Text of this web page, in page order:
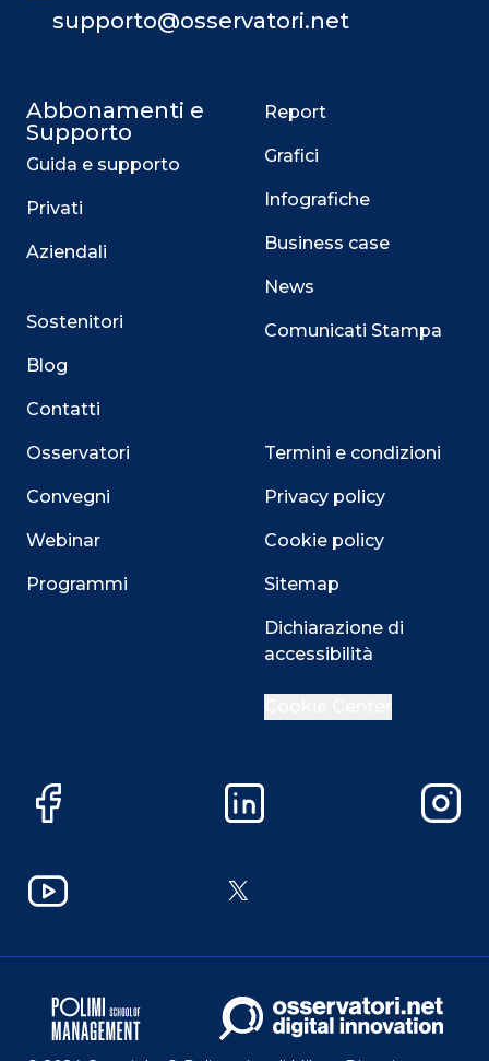
supporto@osservatori.net
Abbonamenti e
Supporto
Guida e supporto
Privati
Aziendali
Sostenitori
Blog
Contatti
Osservatori
Convegni
Webinar
Programmi
Report
Grafici
Infografiche
Business case
News
Comunicati Stampa
Termini e condizioni
Privacy policy
Cookie policy
Sitemap
Dichiarazione di
accessibilità
Facebook LinkedIn
YouTube X